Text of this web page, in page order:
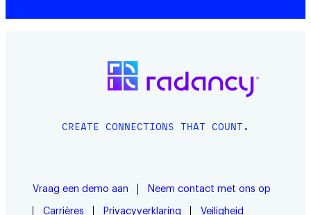
CREATE CONNECTIONS THAT COUNT.
Vraag een demo aan Neem contact met ons op
Carrières Privacyverklaring Veiligheid